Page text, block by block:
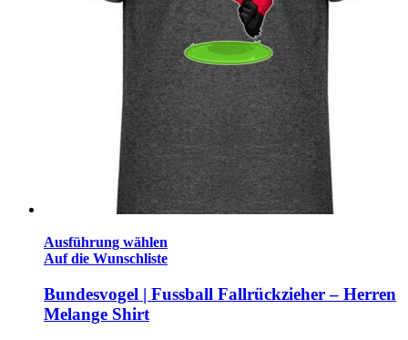
Ausführung wählen
Auf die Wunschliste
Bundesvogel | Fussball Fallrückzieher – Herren
Melange Shirt